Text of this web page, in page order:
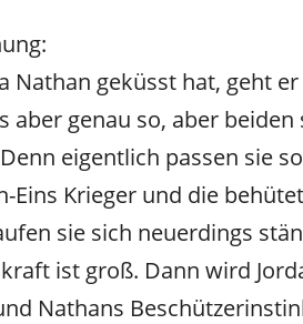
Nathan geküsst hat, geht
aber genau so, aber
eigentlich passen sie
Eins Krieger und die
sie sich neuerdings
ist groß. Dann wird
Nathans